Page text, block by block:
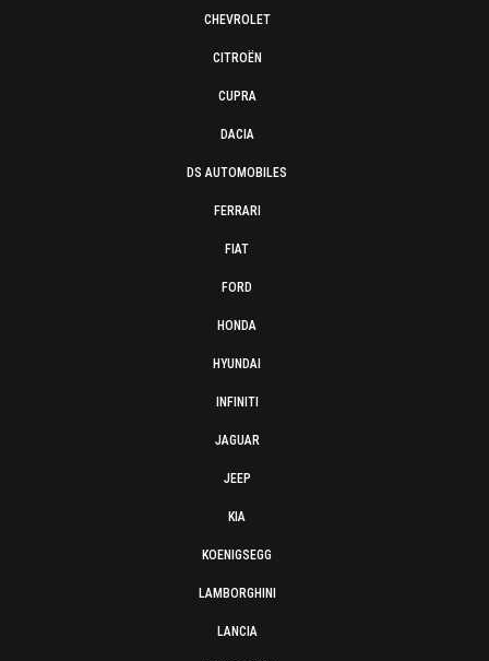
CHEVROLET
CITROËN
CUPRA
DACIA
DS AUTOMOBILES
FERRARI
FIAT
FORD
HONDA
HYUNDAI
INFINITI
JAGUAR
JEEP
KIA
KOENIGSEGG
LAMBORGHINI
LANCIA